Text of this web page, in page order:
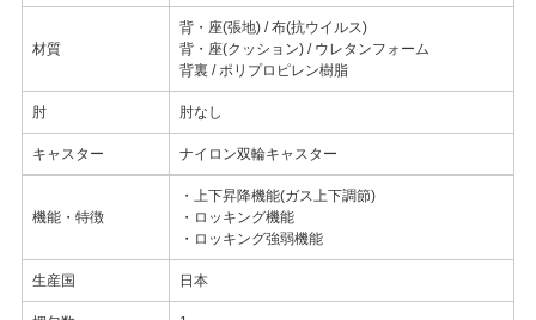
材質
背・座(張地) / 布(抗ウイルス)
背・座(クッション) / ウレタンフォーム
背裏 / ポリプロピレン樹脂
肘 肘なし
キャスター ナイロン双輪キャスター
機能・特徴
・上下昇降機能(ガス上下調節)
・ロッキング機能
・ロッキング強弱機能
生産国 日本